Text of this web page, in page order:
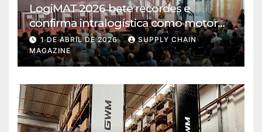
LogiMAT 2026 bate recordes e
confirma intralogística como motor
de decisão em tempos de incerteza
1 DE ABRIL DE 2026
SUPPLY CHAIN
MAGAZINE